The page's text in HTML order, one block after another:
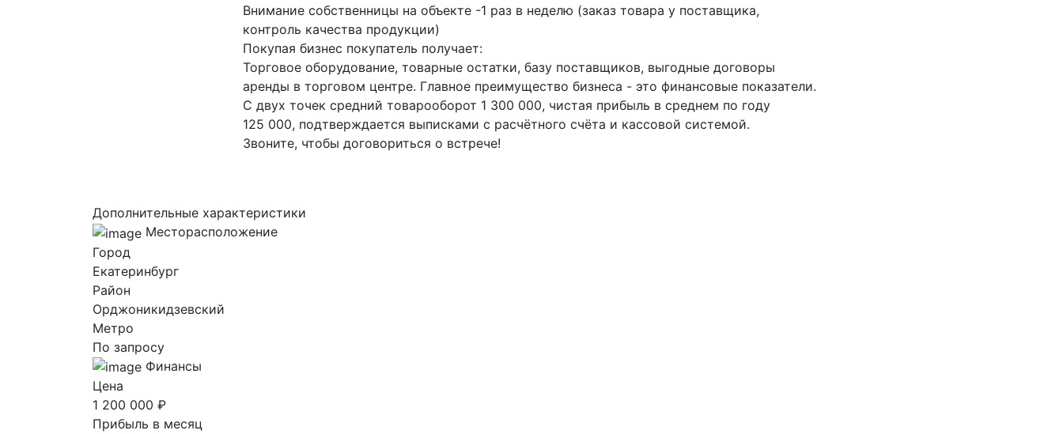
Внимание собственницы на объекте -1 раз в неделю (заказ товара у поставщика,
контроль качества продукции)
Покупая бизнес покупатель получает:
Торговое оборудование, товарные остатки, базу поставщиков, выгодные договоры
аренды в торговом центре. Главное преимущество бизнеса - это финансовые показатели.
С двух точек средний товарооборот 1 300 000, чистая прибыль в среднем по году
125 000, подтверждается выписками с расчётного счёта и кассовой системой.
Звоните, чтобы договориться о встрече!
Дополнительные характеристики
Месторасположение
Город
Екатеринбург
Район
Орджоникидзевский
Метро
По запросу
Финансы
Цена
1 200 000 ₽
Прибыль в месяц